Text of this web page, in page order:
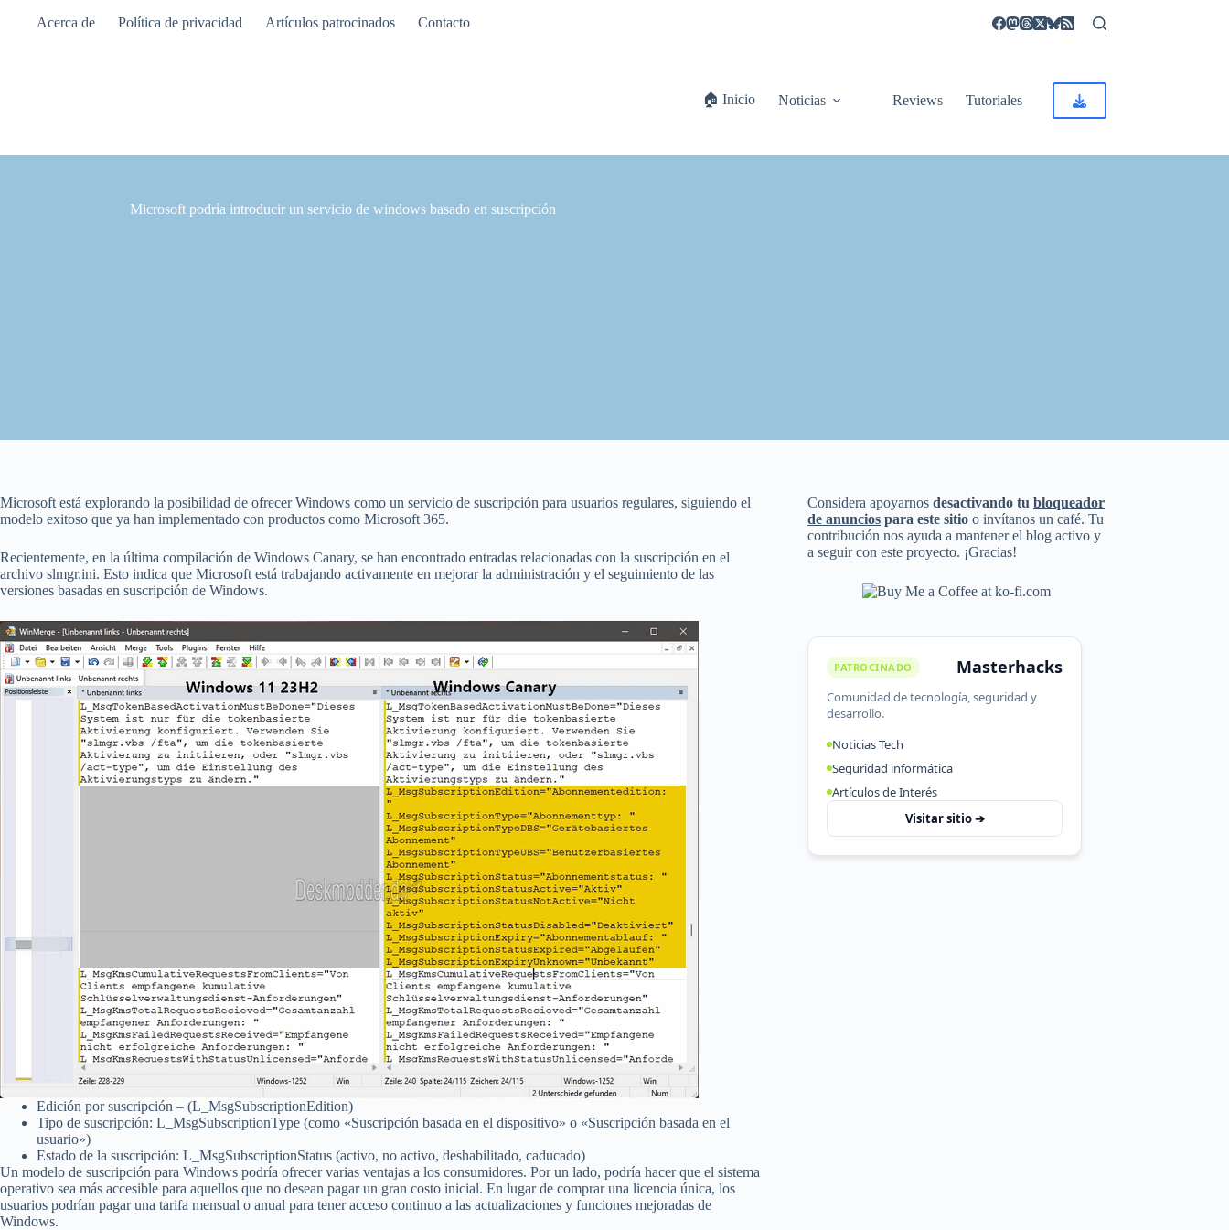
Acerca de Política de privacidad Artículos patrocinados Contacto
🏠 Inicio Noticias Reviews Tutoriales
Microsoft podría introducir un servicio de windows basado en suscripción
Microsoft está explorando la posibilidad de ofrecer Windows como un servicio de suscripción para usuarios regulares, siguiendo el
modelo exitoso que ya han implementado con productos como Microsoft 365.
Recientemente, en la última compilación de Windows Canary, se han encontrado entradas relacionadas con la suscripción en el
archivo slmgr.ini. Esto indica que Microsoft está trabajando activamente en mejorar la administración y el seguimiento de las
versiones basadas en suscripción de Windows.
Edición por suscripción – (L_MsgSubscriptionEdition)
Tipo de suscripción: L_MsgSubscriptionType (como «Suscripción basada en el dispositivo» o «Suscripción basada en el
usuario»)
Estado de la suscripción: L_MsgSubscriptionStatus (activo, no activo, deshabilitado, caducado)
Un modelo de suscripción para Windows podría ofrecer varias ventajas a los consumidores. Por un lado, podría hacer que el sistema
operativo sea más accesible para aquellos que no desean pagar un gran costo inicial. En lugar de comprar una licencia única, los
usuarios podrían pagar una tarifa mensual o anual para tener acceso continuo a las actualizaciones y funciones mejoradas de
Windows.
Considera apoyarnosdesactivando tubloqueador
de anuncios para este sitio o invítanos un café. Tu
contribución nos ayuda a mantener el blog activo y
a seguir con este proyecto. ¡Gracias!
PATROCINADO Masterhacks
Comunidad de tecnología, seguridad y
desarrollo.
Noticias Tech
Seguridad informática
Artículos de Interés
Visitar sitio ➔